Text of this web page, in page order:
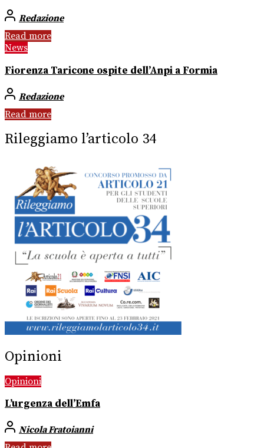
Redazione
Read more
News
Fiorenza Taricone ospite dell’Anpi a Formia
Redazione
Read more
Rileggiamo l’articolo 34
Opinioni
Opinioni
L’urgenza dell’Emfa
Nicola Fratoianni